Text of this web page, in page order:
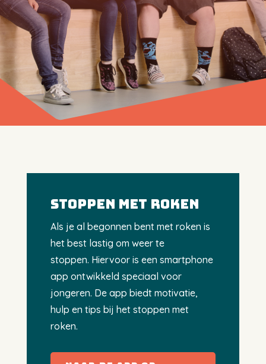
STOPPEN MET ROKEN
Als je al begonnen bent met roken is
het best lastig om weer te
stoppen. Hiervoor is een smartphone
app ontwikkeld speciaal voor
jongeren. De app biedt motivatie,
hulp en tips bij het stoppen met
roken.